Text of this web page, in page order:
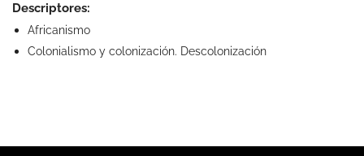
Descriptores:
Africanismo
Colonialismo y colonización. Descolonización